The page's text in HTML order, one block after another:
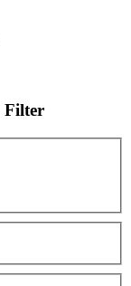
Filter